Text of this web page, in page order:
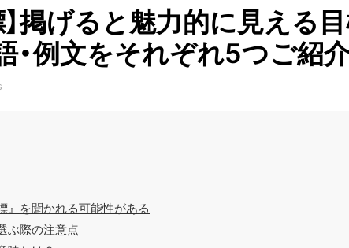
】掲げると魅力的に見える
・例文をそれぞれ5つご紹
』を聞かれる可能性がある
ぶ際の注意点